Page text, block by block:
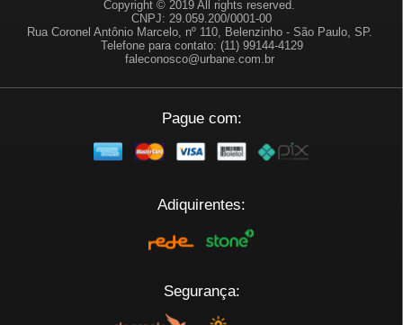
Copyright © 2019 All rights reserved.
CNPJ: 29.059.200/0001-00
Rua Coronel Antônio Marcelo, nº 110, Belenzinho - São Paulo, SP.
Telefone para contato: (11) 99144-4129
faleconosco@urbane.com.br
Pague com:
Adiquirentes:
Segurança: